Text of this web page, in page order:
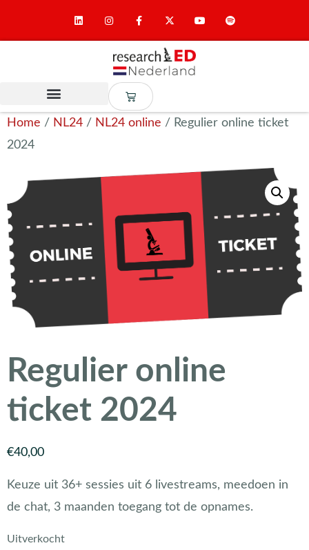
Home / NL24 / NL24 online / Regulier online ticket
2024
Regulier online
ticket 2024
€40,00
Keuze uit 36+ sessies uit 6 livestreams, meedoen in
de chat, 3 maanden toegang tot de opnames.
Uitverkocht